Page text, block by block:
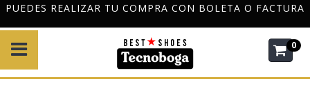
PUEDES REALIZAR TU COMPRA CON BOLETA O FACTURA
0